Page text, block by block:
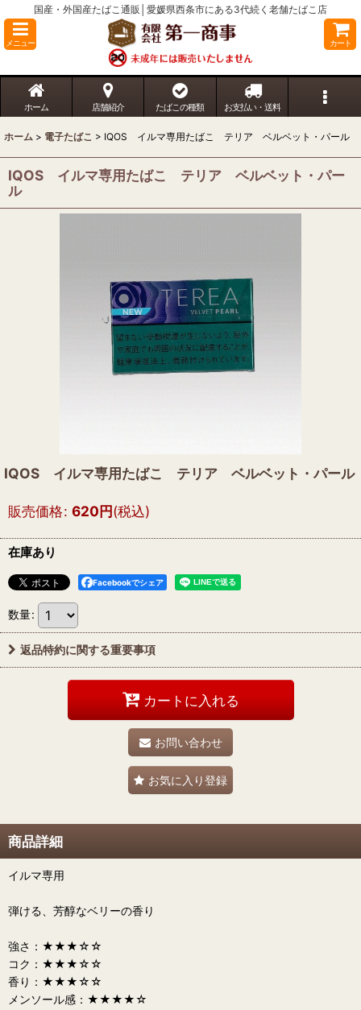
国産・外国産たばこ通販│愛媛県西条市にある3代続く老舗たばこ店
メニュー カート
ホーム 店舗紹介 たばこの種類 お支払い・送料
ホーム > 電子たばこ > IQOS イルマ専用たばこ テリア ベルベット・パール
IQOS イルマ専用たばこ テリア ベルベット・パー
ル
IQOS イルマ専用たばこ テリア ベルベット・パール
販売価格: 620円(税込)
在庫あり
Facebookでシェア
数量:
返品特約に関する重要事項
カートに入れる
お問い合わせ
お気に入り登録
商品詳細
イルマ専用
弾ける、芳醇なベリーの香り
強さ：★★★☆☆
コク：★★★☆☆
香り：★★★☆☆
メンソール感：★★★★☆